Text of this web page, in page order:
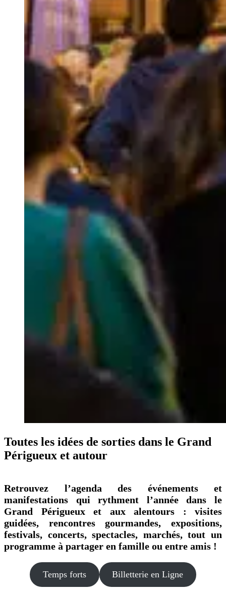
Toutes les idées de sorties dans le Grand
Périgueux et autour
Retrouvez l’agenda des événements et
manifestations qui rythment l’année dans le
Grand Périgueux et aux alentours : visites
guidées, rencontres gourmandes, expositions,
festivals, concerts, spectacles, marchés, tout un
programme à partager en famille ou entre amis !
Temps forts Billetterie en Ligne